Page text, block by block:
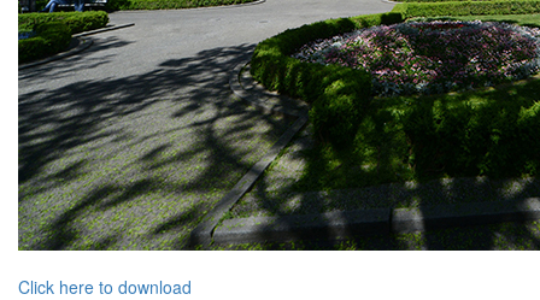
Click here to download